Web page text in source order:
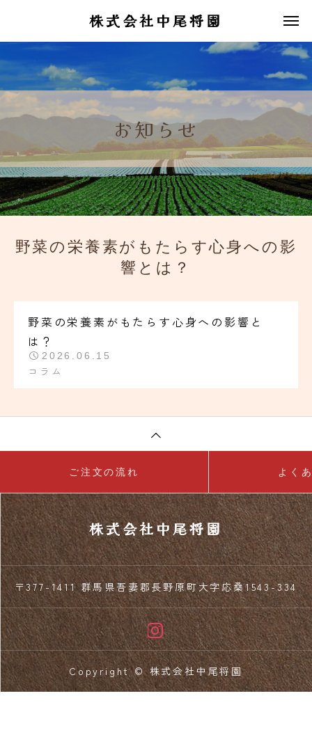
株式会社中尾将園
お知らせ
野菜の栄養素がもたらす心身への影
響とは？
野菜の栄養素がもたらす心身への影響と
は？
2026.06.15
コラム
ご注文の流れ よく
株式会社中尾将園
〒377-1411 群馬県吾妻郡長野原町大字応桑1543-334
Copyright © 株式会社中尾将園